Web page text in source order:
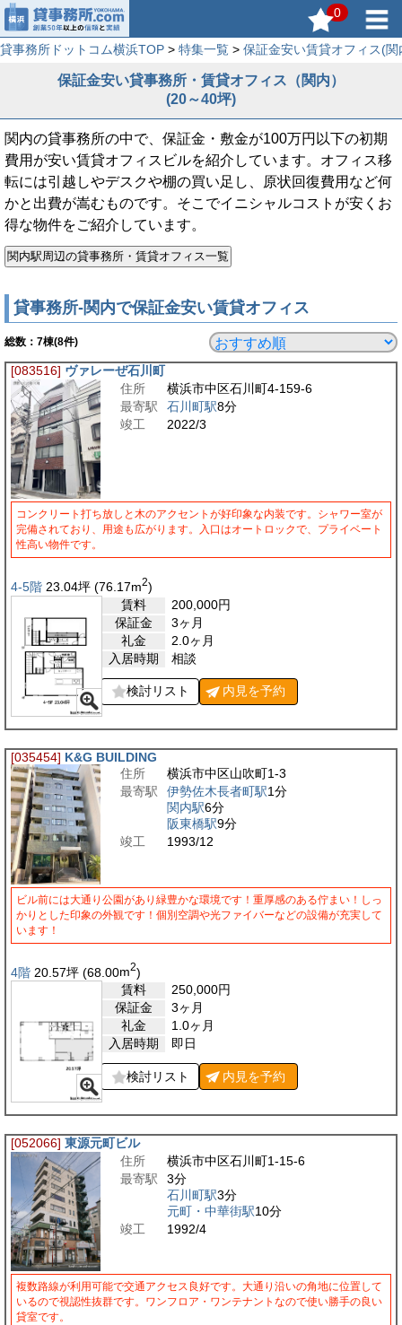
0
貸事務所ドットコム横浜TOP > 特集一覧 > 保証金安い賃貸オフィス(関
保証金安い貸事務所・賃貸オフィス（関内）
(20～40坪)
関内の貸事務所の中で、保証金・敷金が100万円以下の初期
費用が安い賃貸オフィスビルを紹介しています。オフィス移
転には引越しやデスクや棚の買い足し、原状回復費用など何
かと出費が嵩むものです。そこでイニシャルコストが安くお
得な物件をご紹介しています。
貸事務所-関内で保証金安い賃貸オフィス
総数： 7棟(8件)
[083516] ヴァレーぜ石川町
住所
横浜市中区石川町4-159-6
最寄駅
石川町駅8分
竣工
2022/3
コンクリート打ち放しと木のアクセントが好印象な内装です。シャワー室が
完備されており、用途も広がります。入口はオートロックで、プライベート
性高い物件です。
4-5階 23.04坪 (76.17m2)
賃料
200,000円
保証金
3ヶ月
礼金
2.0ヶ月
入居時期
相談
検討リスト 内見を予約
[035454] K&G BUILDING
住所
横浜市中区山吹町1-3
最寄駅
伊勢佐木長者町駅1分
関内駅6分
阪東橋駅9分
竣工
1993/12
ビル前には大通り公園があり緑豊かな環境です！重厚感のある佇まい！しっ
かりとした印象の外観です！個別空調や光ファイバーなどの設備が充実して
います！
4階 20.57坪 (68.00m2)
賃料
250,000円
保証金
3ヶ月
礼金
1.0ヶ月
入居時期
即日
検討リスト 内見を予約
[052066] 東源元町ビル
住所
横浜市中区石川町1-15-6
最寄駅
3分
石川町駅3分
元町・中華街駅10分
竣工
1992/4
複数路線が利用可能で交通アクセス良好です。大通り沿いの角地に位置して
いるので視認性抜群です。ワンフロア・ワンテナントなので使い勝手の良い
貸室です。